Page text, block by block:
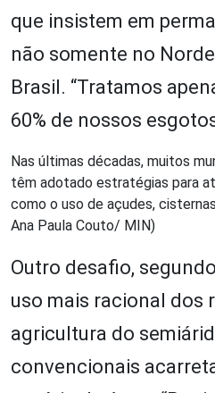
que insistem em
não somente no
Brasil. “Tratamos
60% de nossos
Nas últimas décadas, muitos
têm adotado estratégias para
como o uso de açudes,
Ana Paula Couto/ MIN)
Outro desafio,
uso mais racional dos
agricultura do
convencionais